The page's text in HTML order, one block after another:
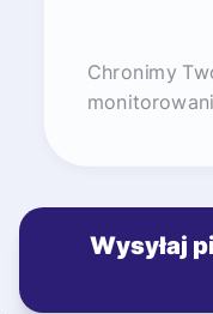
Chronimy
Wysyłaj